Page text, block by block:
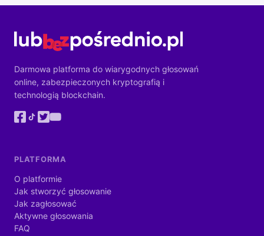
Darmowa platforma do wiarygodnych głosowań
online, zabezpieczonych kryptografią i
technologią blockchain.
PLATFORMA
O platformie
Jak stworzyć głosowanie
Jak zagłosować
Aktywne głosowania
FAQ